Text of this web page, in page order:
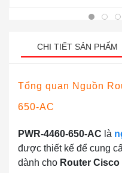
CHI TIẾT SẢN PHẨM
Tổng quan Nguồn
650-AC
PWR-4460-650-AC là
được thiết kế để cung
dành cho Router Cisco